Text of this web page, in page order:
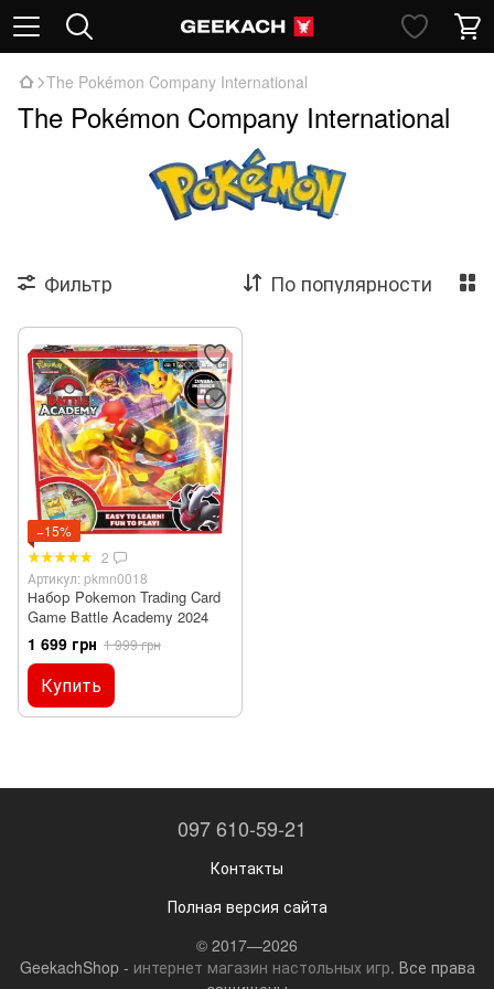
The Pokémon Company International
The Pokémon Company International
Фильтр По популярности
−15%
2
Артикул: pkmn0018
Набор Pokemon Trading Card
Game Battle Academy 2024
1 699 грн 1 999 грн
Купить
097 610-59-21
Контакты
Полная версия сайта
© 2017—2026
GeekachShop - интернет магазин настольных игр. Все права